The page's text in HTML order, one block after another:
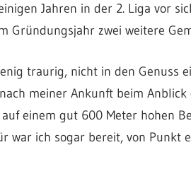
Jahren in der 2. Liga vor
Gründungsjahr zwei weitere
traurig, nicht in den Genuss
meiner Ankunft beim Anblick
auf einem gut 600 Meter hohen
war ich sogar bereit, von Punkt